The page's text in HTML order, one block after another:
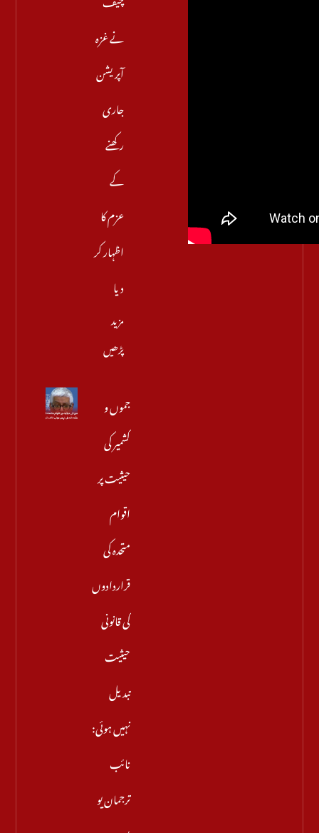
نے غزہ
آپریشن
جاری
رکھنے
کے
عزم کا
اظہار کر
دیا
مزید
پڑھیں
جموں و
کشمیر کی
حیثیت پر
اقوام
متحدہ کی
قراردادوں
کی قانونی
حیثیت
تبدیل
نہیں ہوئی:
نائب
ترجمان یو